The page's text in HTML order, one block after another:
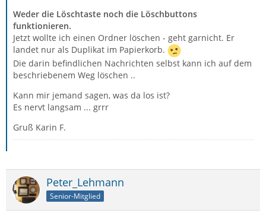
Weder die Löschtaste noch die Löschbuttons
funktionieren.
Jetzt wollte ich einen Ordner löschen - geht garnicht. Er
landet nur als Duplikat im Papierkorb.
Die darin befindlichen Nachrichten selbst kann ich auf dem
beschriebenem Weg löschen ..
Kann mir jemand sagen, was da los ist?
Es nervt langsam ... grrr
Gruß Karin F.
Peter_Lehmann
Senior-Mitglied